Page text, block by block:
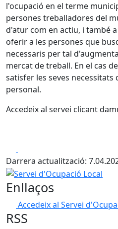
l'ocupació en el terme
persones treballadores del
d'atur com en actiu, i també
oferir a les persones que
necessaris per tal
mercat de treball. En el cas
satisfer les seves
personal.
Accedeix al servei clicant
Darrera actualització:
Servei d'Ocupació Local
Enllaços
Accedeix al Servei
RSS